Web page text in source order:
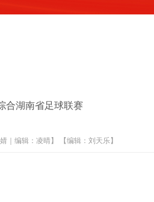
合湖南省足球联赛
｜编辑：凌晴】 【编辑：刘天乐】